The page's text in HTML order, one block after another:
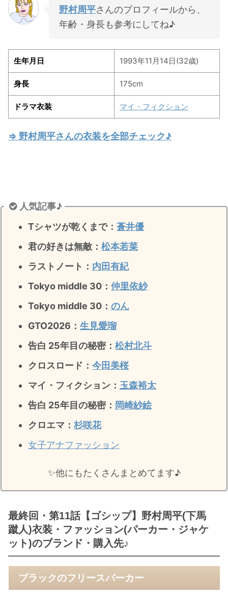
野村周平さんのプロフィールから、
年齢・身長も参考にしてね♪
生年月日 1993年11月14日(32歳)
身長 175cm
ドラマ衣装 マイ・フィクション
⇒ 野村周平さんの衣装を全部チェック♪
人気記事♪
Tシャツが乾くまで： 蒼井優
君の好きは無敵 ： 松本若菜
ラストノート ： 内田有紀
Tokyo middle 30： 仲里依紗
Tokyo middle 30： のん
GTO2026： 生見愛瑠
告白 25年目の秘密： 松村北斗
クロスロード： 今田美桜
マイ・フィクション： 玉森裕太
告白 25年目の秘密： 岡崎紗絵
クロエマ： 杉咲花
女子アナファッション
✨️他にもたくさんまとめてます♪
最終回・第11話【ゴシップ】野村周平(下馬
蹴人)衣装・ファッション(パーカー・ジャケ
ット)のブランド・購入先♪
ブラックのフリースパーカー